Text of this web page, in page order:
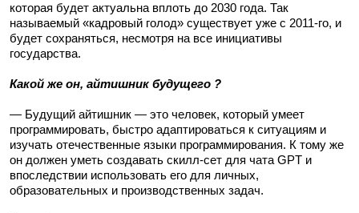
которая будет актуальна вплоть до 2030 года. Так
называемый «кадровый голод» существует уже с 2011-го, и
будет сохраняться, несмотря на все инициативы
государства.
Какой же он, айтишник будущего ?
— Будущий айтишник — это человек, который умеет
программировать, быстро адаптироваться к ситуациям и
изучать отечественные языки программирования. К тому же
он должен уметь создавать скилл-сет для чата GPT и
впоследствии использовать его для личных,
образовательных и производственных задач.